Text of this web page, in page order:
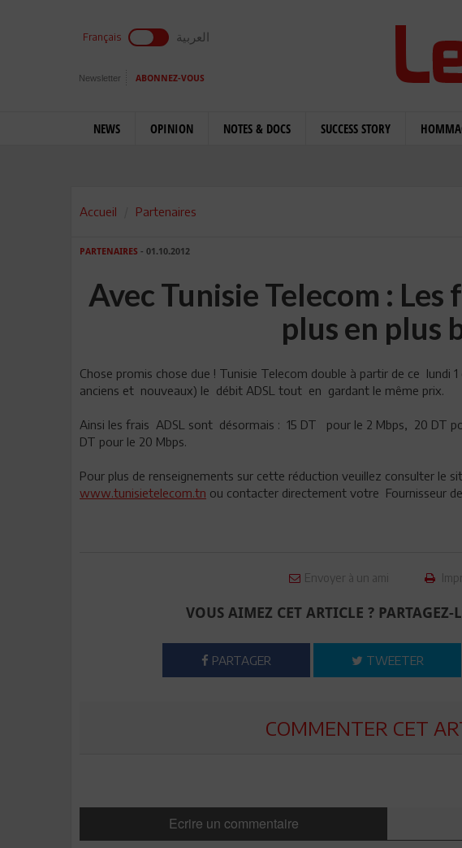
Français العربية
Newsletter ABONNEZ-VOUS
NEWS OPINION NOTES & DOCS SUCCESS STORY
Accueil Partenaires
PARTENAIRES - 01.10.2012
Avec Tunisie Telecom : Les
plus en plus
Chose promis chose due ! Tunisie Telecom double à partir de ce lundi
anciens et nouveaux) le débit ADSL tout en gardant le même prix.
Ainsi les frais ADSL sont désormais : 15 DT pour le 2 Mbps, 20 DT
DT pour le 20 Mbps.
Pour plus de renseignements sur cette réduction veuillez consulter le
www.tunisietelecom.tn ou contacter directement votre Fournisseur
Envoyer à un ami
VOUS AIMEZ CET ARTICLE ? PARTAGEZ-
PARTAGER TWEETER
COMMENTER CET
Ecrire un commentaire